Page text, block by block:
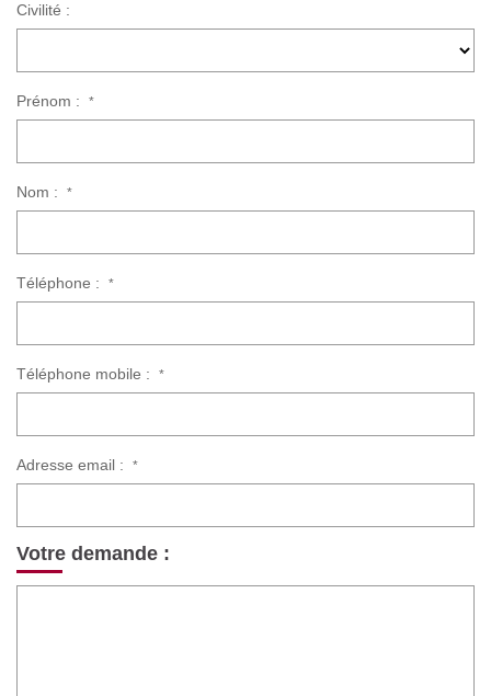
Civilité :
Prénom : *
Nom : *
Téléphone : *
Téléphone mobile : *
Adresse email : *
Votre demande :